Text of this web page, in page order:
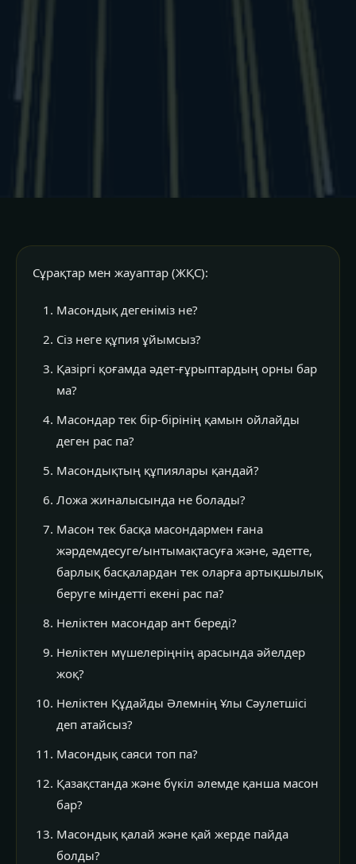
Сұрақтар мен жауаптар (ЖҚС):
Масондық дегеніміз не?
Сіз неге құпия ұйымсыз?
Қазіргі қоғамда әдет-ғұрыптардың орны бар
ма?
Масондар тек бір-бірінің қамын ойлайды
деген рас па?
Масондықтың құпиялары қандай?
Ложа жиналысында не болады?
Масон тек басқа масондармен ғана
жәрдемдесуге/ынтымақтасуға және, әдетте,
барлық басқалардан тек оларға артықшылық
беруге міндетті екені рас па?
Неліктен масондар ант береді?
Неліктен мүшелеріңнің арасында әйелдер
жоқ?
Неліктен Құдайды Әлемнің Ұлы Сәулетшісі
деп атайсыз?
Масондық саяси топ па?
Қазақстанда және бүкіл әлемде қанша масон
бар?
Масондық қалай және қай жерде пайда
болды?